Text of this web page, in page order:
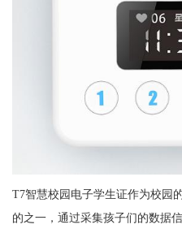
T7智慧校园电子学生证作为校园
的之一，通过采集孩子们的数据